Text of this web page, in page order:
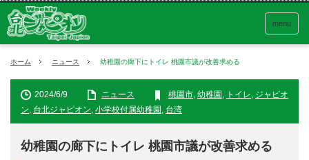
menu
ホーム ニュース 幼稚園の廊下にトイレ 桃園市議が改善求める
2024/6/9 ニュース 桃園市, 幼稚園 , トイレ, ジャピオ
ン, 台北ジャピオン, 小学校付属幼稚園 , 台湾
幼稚園の廊下にトイレ 桃園市議が改善求める